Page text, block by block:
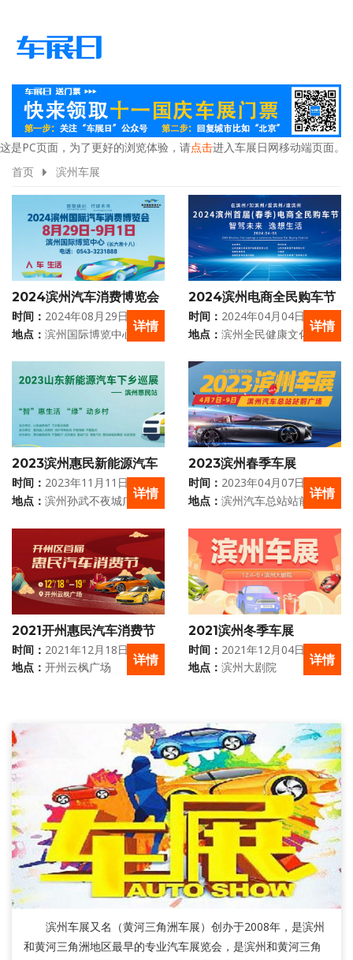
这是PC页面，为了更好的浏览体验，请点击进入车展日网移动端页面。
首页 滨州车展
2024滨州汽车消费博览会
时间： 2024年08月29日 - 09月
01日
地点： 滨州国际博览中心 详情
2024滨州电商全民购车节
时间： 2024年04月04日 - 04月
06日
地点： 滨州全民健康文化中心
详情
2023滨州惠民新能源汽车
下乡车展
时间： 2023年11月11日 - 11月
12日
地点： 滨州孙武不夜城广场详情
2023滨州春季车展
时间： 2023年04月07日 - 04月
09日
地点： 滨州汽车总站站前广场
详情
2021开州惠民汽车消费节
时间： 2021年12月18日 - 12月
19日
地点： 开州云枫广场 详情
2021滨州冬季车展
时间： 2021年12月04日 - 12月
05日
地点： 滨州大剧院 详情
滨州车展又名（黄河三角洲车展）创办于2008年，是滨州
和黄河三角洲地区最早的专业汽车展览会，是滨州和黄河三角